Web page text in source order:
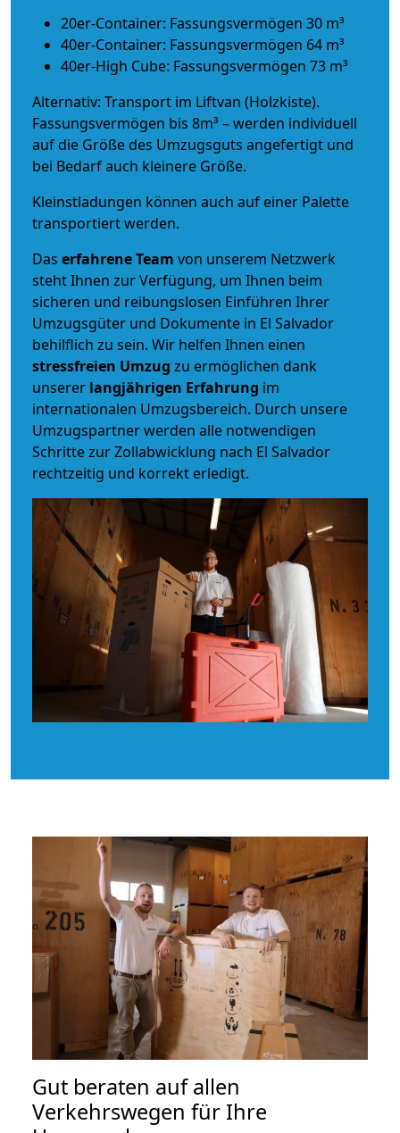
20er-Container: Fassungsvermögen 30 m³
40er-Container: Fassungsvermögen 64 m³
40er-High Cube: Fassungsvermögen 73 m³
Alternativ: Transport im Liftvan (Holzkiste).
Fassungsvermögen bis 8m³ – werden individuell
auf die Größe des Umzugsguts angefertigt und
bei Bedarf auch kleinere Größe.
Kleinstladungen können auch auf einer Palette
transportiert werden.
Das erfahrene Team von unserem Netzwerk
steht Ihnen zur Verfügung, um Ihnen beim
sicheren und reibungslosen Einführen Ihrer
Umzugsgüter und Dokumente in El Salvador
behilflich zu sein. Wir helfen Ihnen einen
stressfreien Umzug zu ermöglichen dank
unserer langjährigen Erfahrung im
internationalen Umzugsbereich. Durch unsere
Umzugspartner werden alle notwendigen
Schritte zur Zollabwicklung nach El Salvador
rechtzeitig und korrekt erledigt.
Gut beraten auf allen
Verkehrswegen für Ihre